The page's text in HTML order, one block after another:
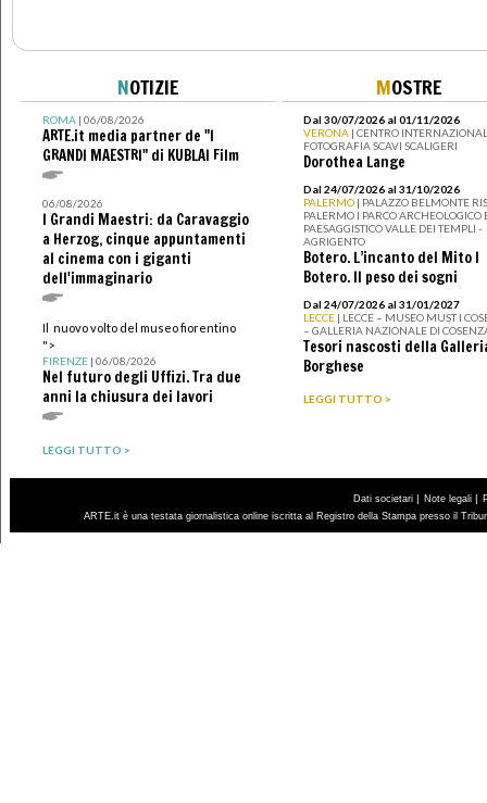
NOTIZIE
ROMA| 06/08/2026
ARTE.it media partner de "I
GRANDI MAESTRI" di KUBLAI Film
06/08/2026
I Grandi Maestri: da Caravaggio
a Herzog, cinque appuntamenti
al cinema con i giganti
dell'immaginario
Il nuovo volto del museo fiorentino
">
FIRENZE| 06/08/2026
Nel futuro degli Uffizi. Tra due
anni la chiusura dei lavori
LEGGI TUTTO >
MOSTRE
Dal 30/07/2026 al 01/11/2026
VERONA | CENTRO
FOTOGRAFIA SCAVI SCALIGERI
Dorothea Lange
Dal 24/07/2026 al 31/10/2026
PALERMO | PALAZZO BELMONTE
PALERMO I PARCO ARCHEOLOGICO
PAESAGGISTICO VALLE DEI TEMPLI -
AGRIGENTO
Botero. L’incanto del Mito I
Botero. Il peso dei sogni
Dal 24/07/2026 al 31/01/2027
LECCE | LECCE – MUSEO MUST I
– GALLERIA NAZIONALE DI
Tesori nascosti della
Borghese
LEGGI TUTTO >
Dati societari | Note legali |
ARTE.it è una testata giornalistica online iscritta al Registro della Stampa presso il